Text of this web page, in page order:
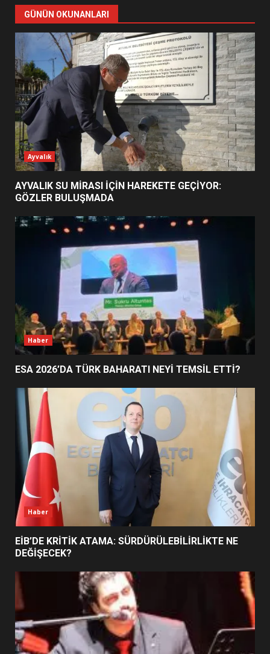
7
YENİ YÖNETİM NASIL
ŞEKİLLENDİ?
1
AYVALIK SU MİRASI İÇİN
HAREKETE GEÇİYOR: GÖZLER
BULUŞMADA
2
ESA 2026’DA TÜRK BAHARATI
NEYİ TEMSİL ETTİ?
EİB’DE KRİTİK ATAMA:
SÜRDÜRÜLEBİLİRLİKTE NE
DEĞİŞECEK?
4
EDREMİT’İN GURURU TÜRKİYE
FİNALİNDE NE BAŞARDI?
5
UZATILDI: NE DEĞİŞTİ?
6
BURHANİYE SATRANÇ
TURNUVASI KAYITLARI NEYİ
DEĞİŞTİRİYOR?
BURHANİYE BELEDİYESPOR’DA
YENİ YÖNETİM NASIL
GÜNÜN OKUNANLARI
Ayvalık
AYVALIK SU MİRASI İÇİN HAREKETE GEÇİYOR:
GÖZLER BULUŞMADA
Haber
ESA 2026’DA TÜRK BAHARATI NEYİ TEMSİL ETTİ?
Haber
EİB’DE KRİTİK ATAMA: SÜRDÜRÜLEBİLİRLİKTE NE
DEĞİŞECEK?